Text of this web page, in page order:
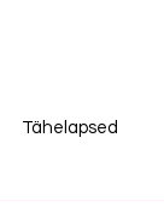
Tähelapsed